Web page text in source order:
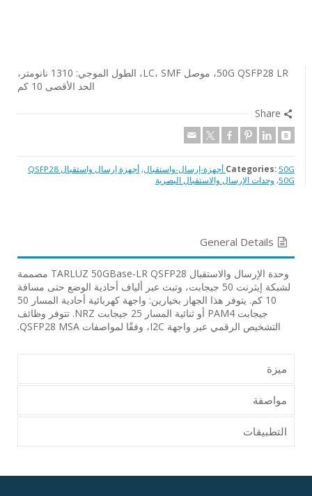
50G QSFP28 LR، موصل LC، SMF، الطول الموجي: 1310 نانومتر،
الحد الأقصى 10 كم
Share
Categories: 50G أجهزة-إرسال-واستقبال ,
أجهزة إرسال واستقبال QSFP28
50G
, وحدات الإرسال والاستقبال البصرية
General Details
وحدة الإرسال والاستقبال TARLUZ 50GBase-LR QSFP28 مصممة
لشبكة إيثرنت 50 جيجابت، وتبث عبر ألياف أحادية الوضع حتى مسافة
10 كم. يتوفر هذا الجهاز بخيارين: واجهة كهربائية أحادية المسار 50
جيجابت PAM4 أو ثنائية المسار 25 جيجابت NRZ. تتوفر وظائف
التشخيص الرقمي عبر واجهة I2C، وفقًا لمواصفات QSFP28 MSA.
ميزة
مواصفة
التطبيقات